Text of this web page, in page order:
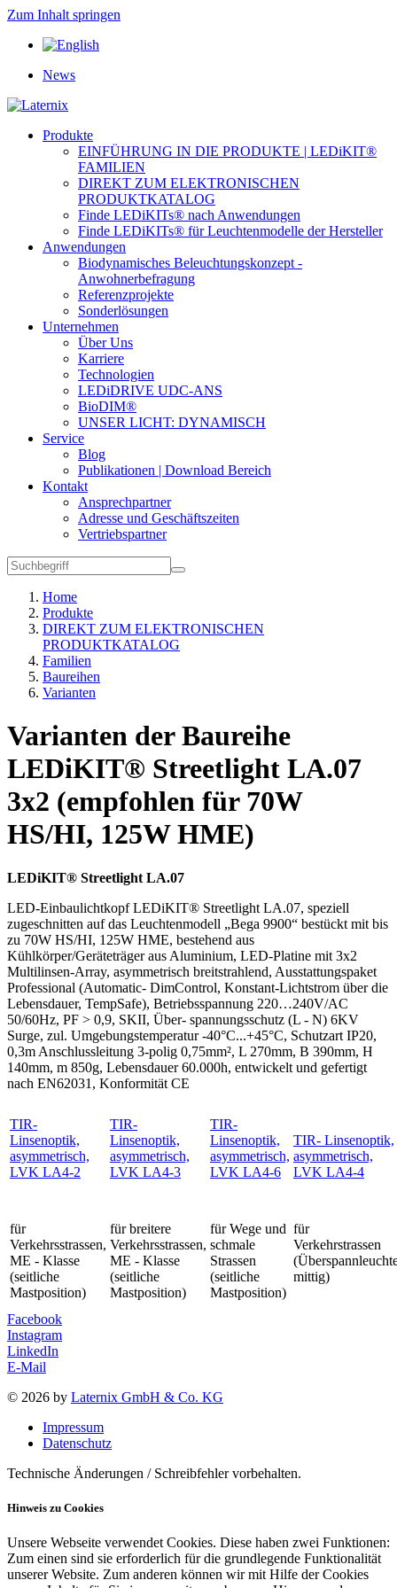
Zum Inhalt springen
News
Produkte
EINFÜHRUNG IN DIE PRODUKTE | LEDiKIT®
FAMILIEN
DIREKT ZUM ELEKTRONISCHEN
PRODUKTKATALOG
Finde LEDiKITs® nach Anwendungen
Finde LEDiKITs® für Leuchtenmodelle der Hersteller
Anwendungen
Biodynamisches Beleuchtungskonzept -
Anwohnerbefragung
Referenzprojekte
Sonderlösungen
Unternehmen
Über Uns
Karriere
Technologien
LEDiDRIVE UDC-ANS
BioDIM®
UNSER LICHT: DYNAMISCH
Service
Blog
Publikationen | Download Bereich
Kontakt
Ansprechpartner
Adresse und Geschäftszeiten
Vertriebspartner
Home
Produkte
DIREKT ZUM ELEKTRONISCHEN
PRODUKTKATALOG
Familien
Baureihen
Varianten
Varianten der Baureihe
LEDiKIT® Streetlight LA.07
3x2 (empfohlen für 70W
HS/HI, 125W HME)
LEDiKIT® Streetlight LA.07
LED-Einbaulichtkopf LEDiKIT® Streetlight LA.07, speziell
zugeschnitten auf das Leuchtenmodell „Bega 9900“ bestückt mit bis
zu 70W HS/HI, 125W HME, bestehend aus
Kühlkörper/Geräteträger aus Aluminium, LED-Platine mit 3x2
Multilinsen-Array, asymmetrisch breitstrahlend, Ausstattungspaket
Professional (Automatic- DimControl, Konstant-Lichtstrom über die
Lebensdauer, TempSafe), Betriebsspannung 220…240V/AC
50/60Hz, PF > 0,9, SKII, Über- spannungsschutz (L - N) 6KV
Surge, zul. Umgebungstemperatur -40°C...+45°C, Schutzart IP20,
0,3m Anschlussleitung 3-polig 0,75mm², L 270mm, B 390mm, H
140mm, m 850g, Lebensdauer 60.000h, entwickelt und gefertigt
nach EN62031, Konformität CE
TIR-
Linsenoptik,
asymmetrisch,
LVK LA4-2
für
Verkehrsstrassen,
ME - Klasse
(seitliche
Mastposition)
TIR-
Linsenoptik,
asymmetrisch,
LVK LA4-3
für breitere
Verkehrsstrassen,
ME - Klasse
(seitliche
Mastposition)
TIR-
Linsenoptik,
asymmetrisch,
LVK LA4-6
für Wege und
schmale
Strassen
(seitliche
Mastposition)
TIR- Linsenoptik,
asymmetrisch,
LVK LA4-4
für
Verkehrstrassen
mittig)
Facebook
Instagram
LinkedIn
E-Mail
© 2026 by Laternix GmbH & Co. KG
Impressum
Datenschutz
Technische Änderungen / Schreibfehler vorbehalten.
Hinweis zu Cookies
Unsere Webseite verwendet Cookies. Diese haben zwei Funktionen:
Zum einen sind sie erforderlich für die grundlegende Funktionalität
unserer Website. Zum anderen können wir mit Hilfe der Cookies